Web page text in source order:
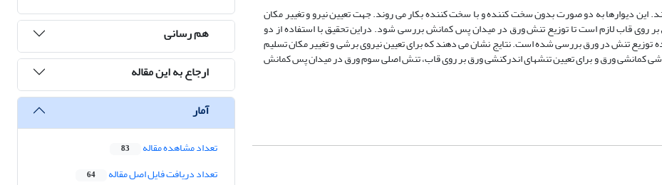
این دیوارها به دو صورت بدون سخت کننده و با سخت کننده بکار می روند. جهت تعیین نیرو و تغییر مکان
روی قاب لازم است تا توزیع تنش ورق در میدان پس کمانش بررسی شود. دراین تحقیق با استفاده از دو
تنش در ورق بررسی شده است. نتایج نشان می دهند که برای تعیین نیروی برشی و تغییر مکان تسلیم
کمانشی ورق و برای تعیین تنشهای اندرکنشی ورق بر روی قاب، تنش اصلی سوم ورق در میدان پس کمانش
هم رسانی
ارجاع به این مقاله
آمار
تعداد مشاهده مقاله 83
تعداد دریافت فایل اصل مقاله 64